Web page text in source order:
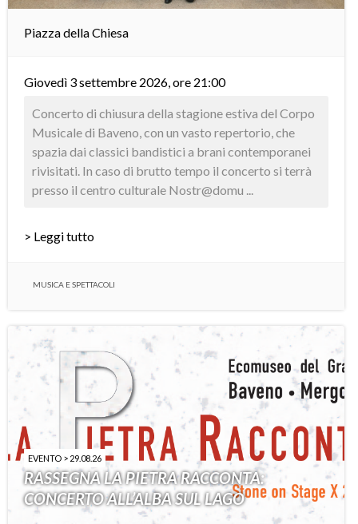
Piazza della Chiesa
Giovedì 3 settembre 2026, ore 21:00
Concerto di chiusura della stagione estiva del Corpo
Musicale di Baveno, con un vasto repertorio, che
spazia dai classici bandistici a brani contemporanei
rivisitati. In caso di brutto tempo il concerto si terrà
presso il centro culturale Nostr@domu ...
> Leggi tutto
MUSICA E SPETTACOLI
EVENTO > 29.08.26
RASSEGNA LA PIETRA RACCONTA:
CONCERTO ALL’ALBA SUL LAGO